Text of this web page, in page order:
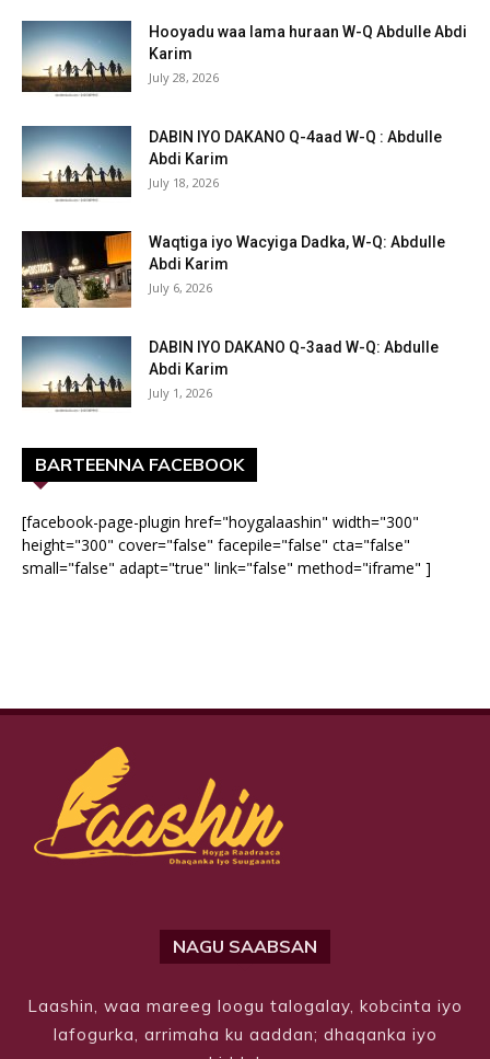
Hooyadu waa lama huraan W-Q Abdulle Abdi
Karim
July 28, 2026
DABIN IYO DAKANO Q-4aad W-Q : Abdulle
Abdi Karim
July 18, 2026
Waqtiga iyo Wacyiga Dadka, W-Q: Abdulle
Abdi Karim
July 6, 2026
DABIN IYO DAKANO Q-3aad W-Q: Abdulle
Abdi Karim
July 1, 2026
BARTEENNA FACEBOOK
[facebook-page-plugin href="hoygalaashin" width="300"
height="300" cover="false" facepile="false" cta="false"
small="false" adapt="true" link="false" method="iframe" ]
NAGU SAABSAN
Laashin, waa mareeg loogu talogalay, kobcinta iyo
lafogurka, arrimaha ku aaddan; dhaqanka iyo